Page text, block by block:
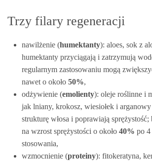
Trzy filary regeneracji
nawilżenie (humektanty): aloes, sok z
humektanty przyciągają i zatrzymują
regularnym zastosowaniu mogą
nawet o około 50%,
odżywienie (emolienty): oleje roślinne i
jak lniany, krokosz, wiesiołek i
strukturę włosa i poprawiają sprężystość;
na wzrost sprężystości o około 40% po 4
stosowania,
wzmocnienie (proteiny): fitokeratyna,